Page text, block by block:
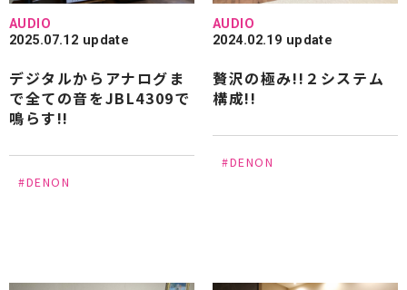
#MARTEN #marantz #MONITOR AUDIO
#Mcintosh #NOTTINGHAM #NVS Sound
#OCTAVE #OPPO #ORB #OYAIDE
#Ortofon
#Paradigm #Pioneer #PIEGA
#PROSTO
AUDIO
2025.07.12 update
デジタルからアナログま
で全ての音をJBL4309で
鳴らす!!
#DENON
AUDIO
2024.02.19 update
贅沢の極み!!２システム
構成!!
#DENON